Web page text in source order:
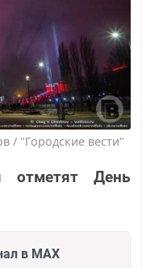
/ "Городские вести"
отметят День
в MAX